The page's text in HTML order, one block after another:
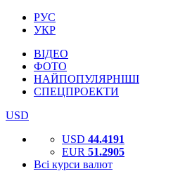
РУС
УКР
ВІДЕО
ФОТО
НАЙПОПУЛЯРНІШІ
СПЕЦПРОЕКТИ
USD
USD 44.4191
EUR 51.2905
Всі курси валют